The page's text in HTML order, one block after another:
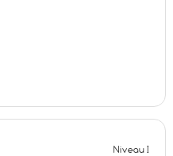
Niveau I